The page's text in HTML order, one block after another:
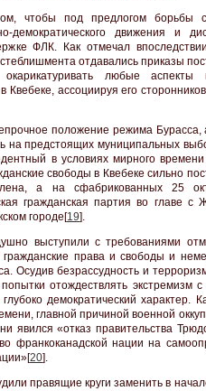
чтобы под предлогом борьбы
демократического движения и
ФЛК. Как отмечал
отдавались приказы
любые аспекты
Квебеке, ассоциируя его
положение режима Бурасса,
на предстоящих муниципальных
в условиях мирного
свободы в Квебеке сильно
а на сфабрикованных 25
гражданская партия во главе с
городе[19].
выступили с требованиями
права и свободы и
Осудив безрассудность и
отождествлять экстремизм
демократический характер.
главной причиной военной
явился «отказ правительства
франкоканадской нации на
20].
правящие круги заменить в